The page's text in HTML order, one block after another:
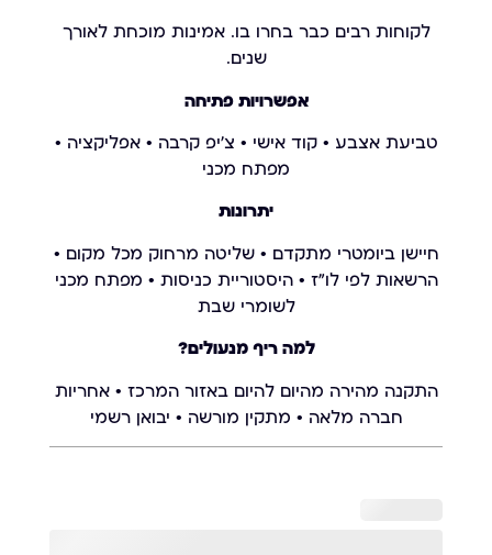
לקוחות רבים כבר בחרו בו. אמינות מוכחת לאורך
שנים.
אפשרויות פתיחה
טביעת אצבע • קוד אישי • צ'יפ קרבה • אפליקציה •
מפתח מכני
יתרונות
חיישן ביומטרי מתקדם • שליטה מרחוק מכל מקום •
הרשאות לפי לו"ז • היסטוריית כניסות • מפתח מכני
לשומרי שבת
למה ריף מנעולים?
התקנה מהירה מהיום להיום באזור המרכז • אחריות
חברה מלאה • מתקין מורשה • יבואן רשמי